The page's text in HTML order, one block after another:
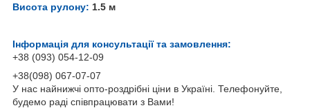
Висота рулону: 1.5 м
Інформація для консультації та замовлення:
+38 (093) 054-12-09
+38(098) 067-07-07
У нас найнижчі опто-роздрібні ціни в Україні. Телефонуйте,
будемо раді співпрацювати з Вами!